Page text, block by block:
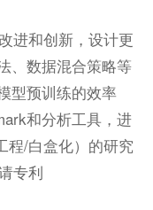
进和创新，设计更
、数据混合策略等
型预训练的效率
和分析工具，进
程/白盒化）的研究
专利